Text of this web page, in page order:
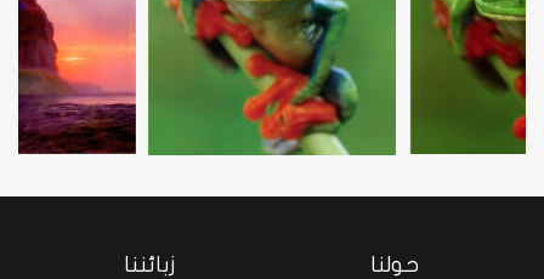
حولنا زبائننا